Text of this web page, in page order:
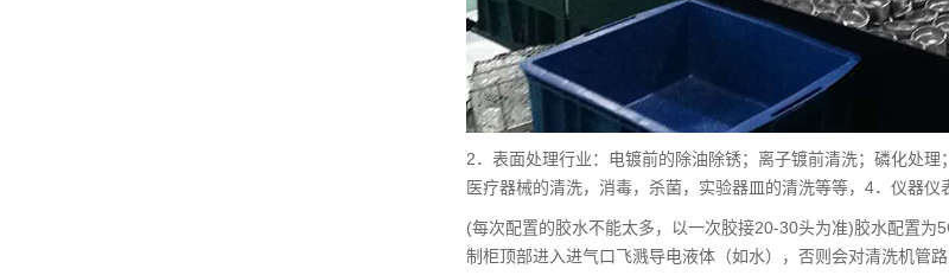
2．表面处理行业：电镀前的除油除锈；离子镀前清洗；磷化处
医疗器械的清洗，消毒，杀菌，实验器皿的清洗等等，4．仪器仪
(每次配置的胶水不能太多，以一次胶接20-30头为准)胶水配置
制柜顶部进入进气口飞溅导电液体（如水），否则会对清洗机管路